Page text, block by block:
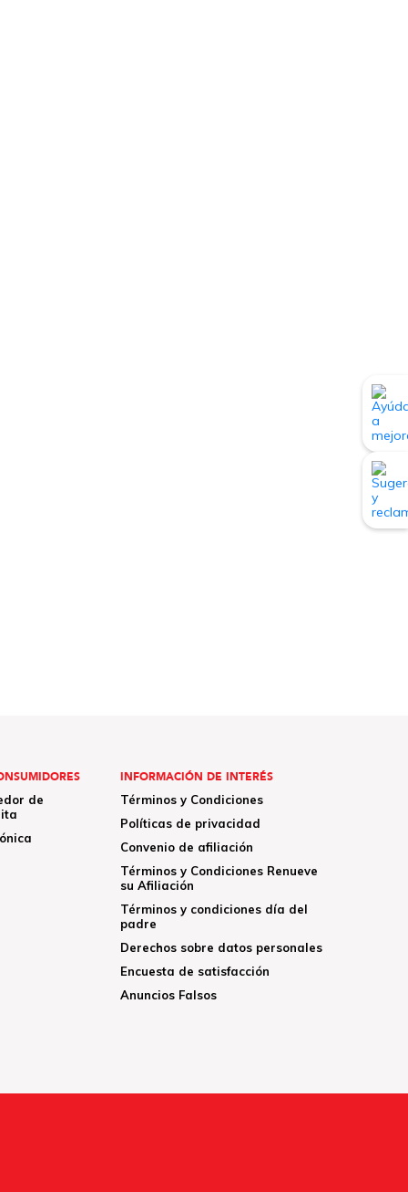
de
INFORMACIÓN DE INTERÉS
Términos y Condiciones
Políticas de privacidad
Convenio de afiliación
Términos y Condiciones Renueve
su Afiliación
Términos y condiciones día del
padre
Derechos sobre datos personales
Encuesta de satisfacción
Anuncios Falsos